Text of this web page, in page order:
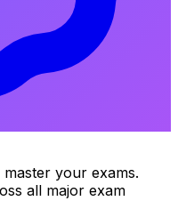
your exams.
all major exam